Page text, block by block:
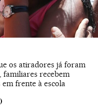
os atiradores já foram
familiares recebem
frente à escola